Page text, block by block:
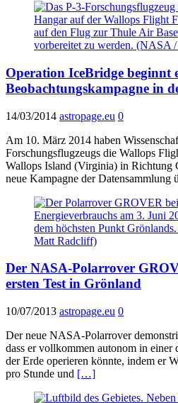
Operation IceBridge beginnt
Beobachtungskampagne in
14/03/2014 astropage.eu 0
Am 10. März 2014 haben
Forschungsflugzeugs die Wallops
Wallops Island (Virginia) in Richtung
neue Kampagne der Datensammlung
Der NASA-Polarrover
ersten Test in Grönland
10/07/2013 astropage.eu 0
Der neue NASA-Polarrover
dass er vollkommen autonom in einer
der Erde operieren könnte, indem er
pro Stunde und […]